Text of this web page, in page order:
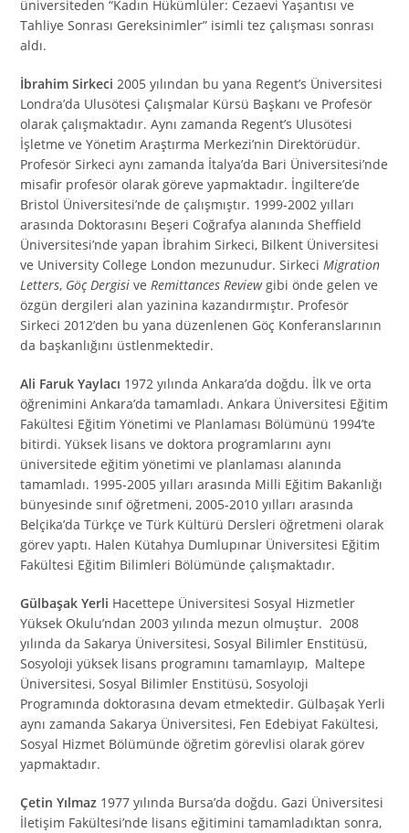
üniversiteden “Kadın Hükümlüler: Cezaevi Yaşantısı ve
Tahliye Sonrası Gereksinimler” isimli tez çalışması sonrası
aldı.
İbrahim Sirkeci 2005 yılından bu yana Regent’s Üniversitesi
Londra’da Ulusötesi Çalışmalar Kürsü Başkanı ve Profesör
olarak çalışmaktadır. Aynı zamanda Regent’s Ulusötesi
İşletme ve Yönetim Araştırma Merkezi’nin Direktörüdür.
Profesör Sirkeci aynı zamanda İtalya’da Bari Üniversitesi’nde
misafir profesör olarak göreve yapmaktadır. İngiltere’de
Bristol Üniversitesi’nde de çalışmıştır. 1999-2002 yılları
arasında Doktorasını Beşeri Coğrafya alanında Sheffield
Üniversitesi’nde yapan İbrahim Sirkeci, Bilkent Üniversitesi
ve University College London mezunudur. SirkeciMigration
Letters, Göç Dergisi veRemittances Reviewgibi önde gelen ve
özgün dergileri alan yazinina kazandırmıştır. Profesör
Sirkeci 2012’den bu yana düzenlenen Göç Konferanslarının
da başkanlığını üstlenmektedir.
Ali Faruk Yaylacı 1972 yılında Ankara’da doğdu. İlk ve orta
öğrenimini Ankara’da tamamladı. Ankara Üniversitesi Eğitim
Fakültesi Eğitim Yönetimi ve Planlaması Bölümünü 1994’te
bitirdi. Yüksek lisans ve doktora programlarını aynı
üniversitede eğitim yönetimi ve planlaması alanında
tamamladı. 1995-2005 yılları arasında Milli Eğitim Bakanlığı
bünyesinde sınıf öğretmeni, 2005-2010 yılları arasında
Belçika’da Türkçe ve Türk Kültürü Dersleri öğretmeni olarak
görev yaptı. Halen Kütahya Dumlupınar Üniversitesi Eğitim
Fakültesi Eğitim Bilimleri Bölümünde çalışmaktadır.
Gülbaşak Yerli Hacettepe Üniversitesi Sosyal Hizmetler
Yüksek Okulu’ndan 2003 yılında mezun olmuştur. 2008
yılında da Sakarya Üniversitesi, Sosyal Bilimler Enstitüsü,
Sosyoloji yüksek lisans programını tamamlayıp, Maltepe
Üniversitesi, Sosyal Bilimler Enstitüsü, Sosyoloji
Programında doktorasına devam etmektedir. Gülbaşak Yerli
aynı zamanda Sakarya Üniversitesi, Fen Edebiyat Fakültesi,
Sosyal Hizmet Bölümünde öğretim görevlisi olarak görev
yapmaktadır.
Çetin Yılmaz 1977 yılında Bursa’da doğdu. Gazi Üniversitesi
İletişim Fakültesi’nde lisans eğitimini tamamladıktan sonra,